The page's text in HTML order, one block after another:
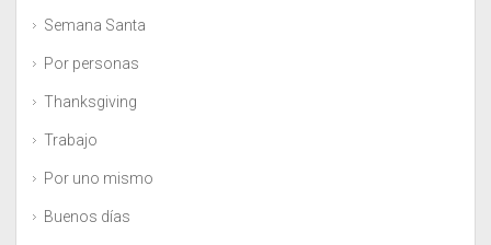
Semana Santa
Por personas
Thanksgiving
Trabajo
Por uno mismo
Buenos días